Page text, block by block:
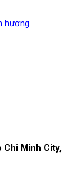
hương
Chi Minh City,